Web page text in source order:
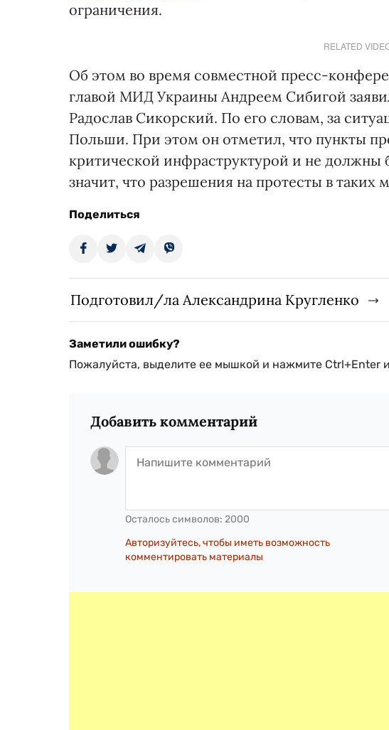
ограничения.
RELATED
Об этом во время совместной пресс-
главой МИД Украины Андреем Сибигой
Радослав Сикорский. По его словам, за
Польши. При этом он отметил, что пункты
критической инфраструктурой и не должны
значит, что разрешения на протесты в таких
Поделиться
Подготовил/ла Александрина Кругленко
Заметили ошибку?
Пожалуйста, выделите ее мышкой и нажмите Ctrl+Enter
Добавить комментарий
Осталось символов: 2000
Авторизуйтесь, чтобы иметь возможность
комментировать материалы